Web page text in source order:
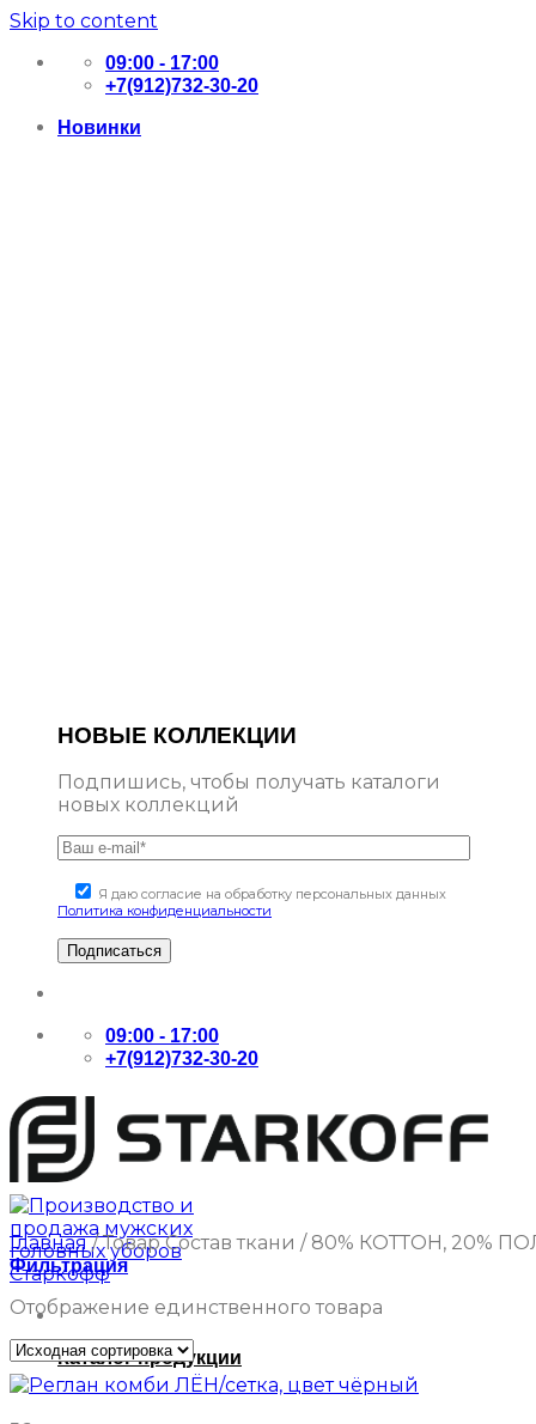
Skip to content
09:00 - 17:00
+7(912)732-30-20
Новинки
НОВЫЕ КОЛЛЕКЦИИ
Подпишись, чтобы получать каталоги
новых коллекций
Я даю согласие на обработку персональных данных
Политика конфиденциальности
09:00 - 17:00
+7(912)732-30-20
Каталог продукции
Главная /Товар Состав ткани / 80% КОТТОН, 20%
Фильтрация
Отображение единственного товара